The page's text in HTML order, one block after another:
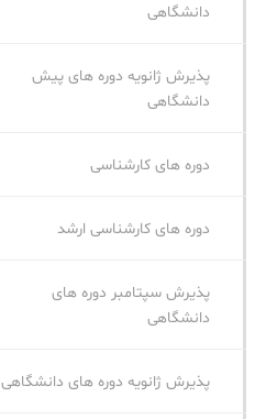
دانشگاهی
پذیرش ژانویه دوره های پیش
دانشگاهی
دوره های کارشناسی
دوره های کارشناسی ارشد
پذیرش سپتامبر دوره‌ های
دانشگاهی
پذیرش ژانویه دوره‌ های دانشگاهی